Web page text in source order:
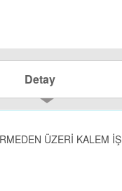
Detay
ÜZERİ KALEM İŞ